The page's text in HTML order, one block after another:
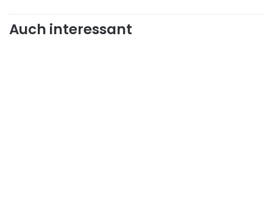
Auch interessant